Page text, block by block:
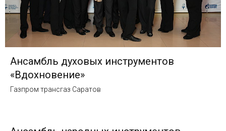
Ансамбль духовых инструментов
«Вдохновение»
Газпром трансгаз Саратов